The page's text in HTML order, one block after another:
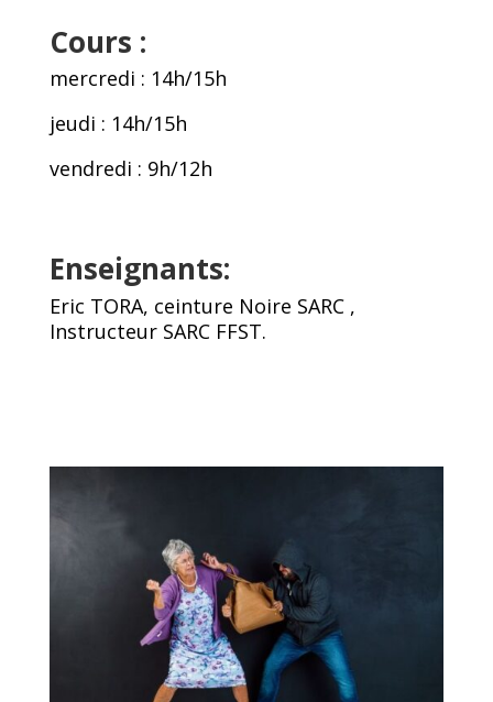
Cours :
mercredi : 14h/15h
jeudi : 14h/15h
vendredi : 9h/12h
Enseignants:
Eric TORA, ceinture Noire SARC ,
Instructeur SARC FFST.